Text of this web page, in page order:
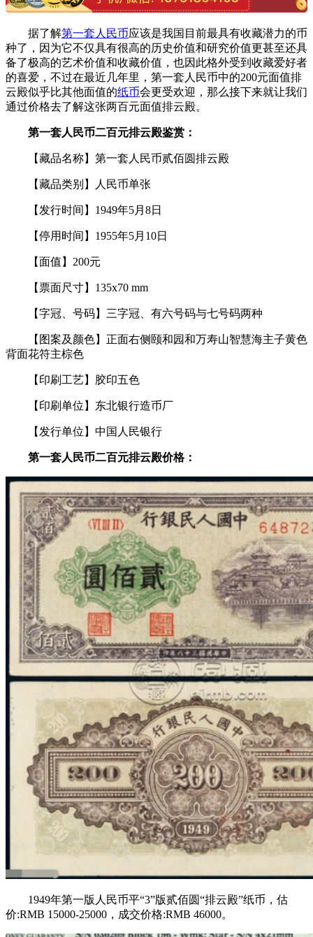
据了解第一套人民币应该是我国目前最具有收藏潜力的币
种了，因为它不仅具有很高的历史价值和研究价值更甚至还具
备了极高的艺术价值和收藏价值，也因此格外受到收藏爱好者
的喜爱，不过在最近几年里，第一套人民币中的200元面值排
云殿似乎比其他面值的纸币会更受欢迎，那么接下来就让我们
通过价格去了解这张两百元面值排云殿。
第一套人民币二百元排云殿鉴赏：
【藏品名称】第一套人民币贰佰圆排云殿
【藏品类别】人民币单张
【发行时间】1949年5月8日
【停用时间】1955年5月10日
【面值】200元
【票面尺寸】135x70 mm
【字冠、号码】三字冠、有六号码与七号码两种
【图案及颜色】正面右侧颐和园和万寿山智慧海主子黄色
背面花符主棕色
【印刷工艺】胶印五色
【印刷单位】东北银行造币厂
【发行单位】中国人民银行
第一套人民币二百元排云殿价格：
1949年第一版人民币平“3”版贰佰圆“排云殿”纸币，估
价:RMB 15000-25000，成交价格:RMB 46000。